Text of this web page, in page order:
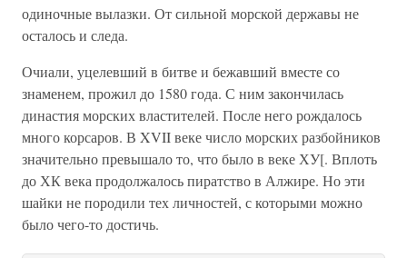
одиночные вылазки. От сильной морской державы не
осталось и следа.
Очиали, уцелевший в битве и бежавший вместе со
знаменем, прожил до 1580 года. С ним закончилась
династия морских властителей. После него рождалось
много корсаров. В XVII веке число морских разбойников
значительно превышало то, что было в веке ХУ[. Вплоть
до ХК века продолжалось пиратство в Алжире. Но эти
шайки не породили тех личностей, с которыми можно
было чего-то достичь.